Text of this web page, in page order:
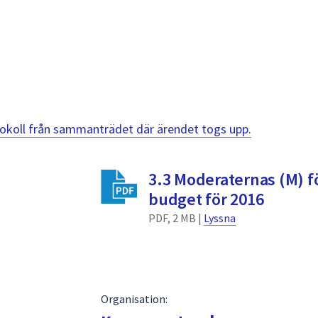
från sammanträdet där ärendet togs upp.
3.3 Moderaternas (M)
budget för 2016
PDF, 2 MB | Lyssna
Organisation: